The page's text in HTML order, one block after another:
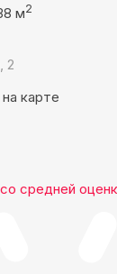
м2
2
карте
средней